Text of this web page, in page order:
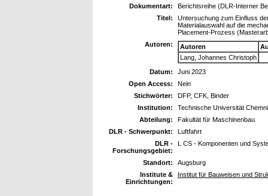
Dokumentart:
Berichtsreihe (DLR-Interner
Titel:
Untersuchung zum Einfluss
Materialauswahl auf die
Placement-Prozess
Autoren:
Autoren
Lang, Johannes Christoph
Datum:
Juni 2023
Open Access:
Nein
Stichwörter:
DFP, CFK, Binder
Institution:
Technische Universität
Abteilung:
Fakultät für Maschinenbau
DLR - Schwerpunkt:
Luftfahrt
DLR -
Forschungsgebiet:
L CS - Komponenten und
Standort:
Augsburg
Institute &
Einrichtungen:
Institut für Bauweisen und